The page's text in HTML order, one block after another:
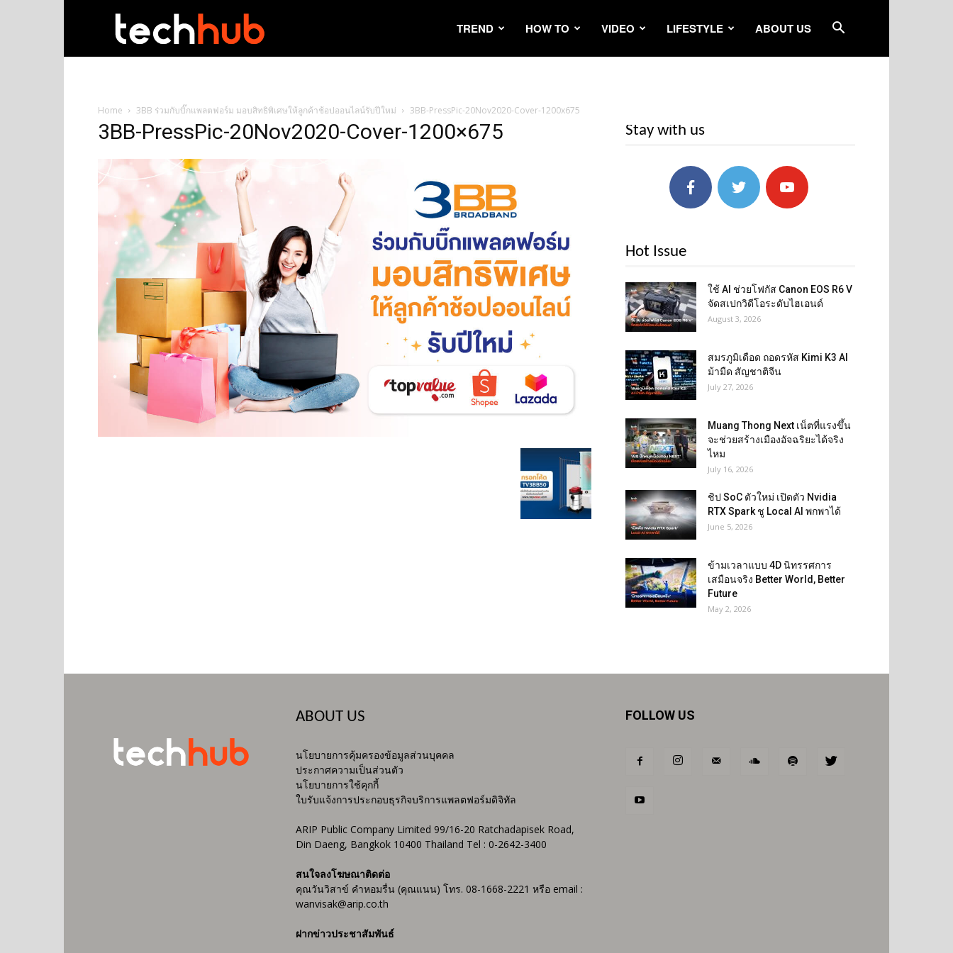
TREND HOW TO VIDEO LIFESTYLE ABOUT US
Home 3BB ร่วมกับบิ๊กแพลตฟอร์ม มอบสิทธิพิเศษให้ลูกค้าช้อปออนไลน์รับปีใหม่ 3BB-PressPic-20Nov2020-Cover-1200x675
3BB-PressPic-20Nov2020-Cover-1200×675 Stay with us
Hot Issue
ใช้ AI ช่วยโฟกัส Canon EOS R6 V
จัดสเปกวิดีโอระดับไฮเอนด์
August 3, 2026
สมรภูมิเดือด ถอดรหัส Kimi K3 AI
ม้ามืด สัญชาติจีน
July 27, 2026
Muang Thong Next เน็ตที่แรงขึ้น
จะช่วยสร้างเมืองอัจฉริยะได้จริง
ไหม
July 16, 2026
ชิป SoC ตัวใหม่ เปิดตัว Nvidia
RTX Spark ชู Local AI พกพาได้
June 5, 2026
ข้ามเวลาแบบ 4D นิทรรศการ
เสมือนจริง Better World, Better
Future
May 2, 2026
ABOUT US
นโยบายการคุ้มครองข้อมูลส่วนบุคคล
ประกาศความเป็นส่วนตัว
นโยบายการใช้คุกกี้
ใบรับแจ้งการประกอบธุรกิจบริการแพลตฟอร์มดิจิทัล
ARIP Public Company Limited 99/16-20 Ratchadapisek Road,
Din Daeng, Bangkok 10400 Thailand Tel : 0-2642-3400
สนใจลงโฆษณาติดต่อ
คุณวันวิสาข์ คำหอมรื่น (คุณแนน) โทร. 08-1668-2221 หรือ email :
wanvisak@arip.co.th
ฝากข่าวประชาสัมพันธ์
FOLLOW US